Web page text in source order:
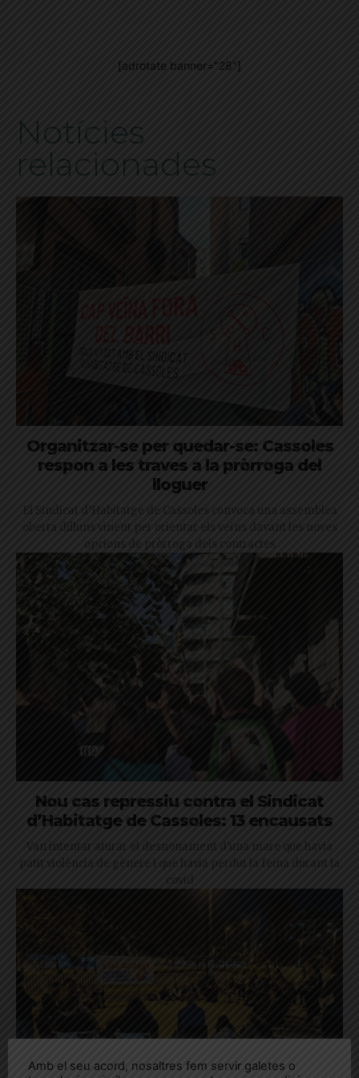
[adrotate banner="28"]
Notícies
relacionades
Organitzar-se per quedar-se: Cassoles
respon a les traves a la pròrroga del
lloguer
El Sindicat d’Habitatge de Cassoles convoca una assemblea
oberta dilluns vinent per orientar els veïns davant les noves
opcions de pròrroga dels contractes
Nou cas repressiu contra el Sindicat
d’Habitatge de Cassoles: 13 encausats
Van intentar aturar el desnonament d'una mare que havia
patit violència de gènere i que havia perdut la feina durant la
covid
Amb el seu acord, nosaltres fem servir galetes o